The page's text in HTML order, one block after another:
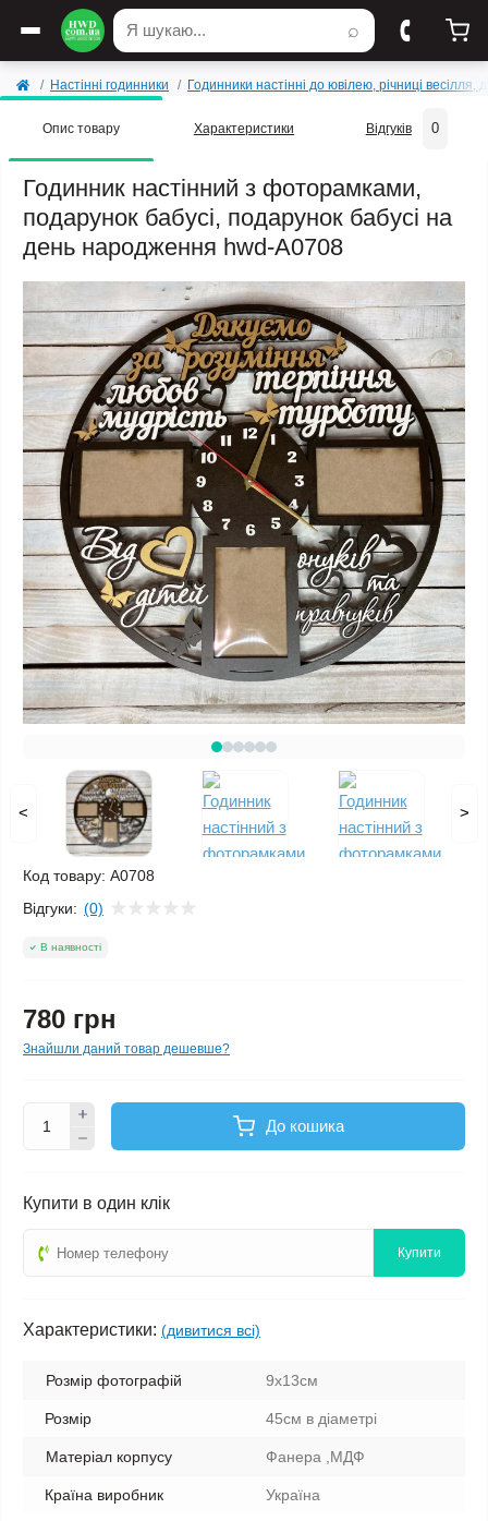
⌕
Настінні годинники Годинники настінні до ювілею, річниці
Опис товару Характеристики Відгуків 0
Годинник настінний з фоторамками,
подарунок бабусі, подарунок бабусі на
день народження hwd-A0708
< >
Код товару: A0708
Відгуки: (0)
В наявності
780 грн
Знайшли даний товар дешевше?
До кошика
Купити в один клік
Купити
Характеристики: (дивитися всі)
Розмір фотографій 9х13см
Розмір 45см в діаметрі
Матеріал корпусу Фанера ,МДФ
Країна виробник Україна